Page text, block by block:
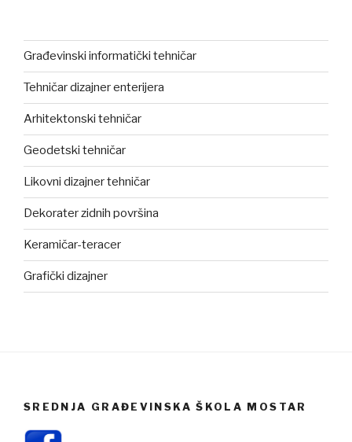
Građevinski informatički tehničar
Tehničar dizajner enterijera
Arhitektonski tehničar
Geodetski tehničar
Likovni dizajner tehničar
Dekorater zidnih površina
Keramičar-teracer
Grafički dizajner
SREDNJA GRAĐEVINSKA ŠKOLA MOSTAR